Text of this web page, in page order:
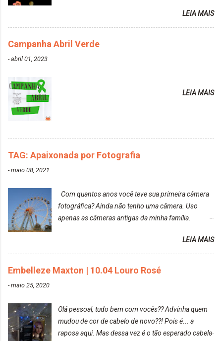
LIBERDADE PARA SER MAIS VOCÊ 10.04 LOURO
LEIA MAIS
Campanha Abril Verde
-abril 01, 2023
LEIA MAIS
TAG: Apaixonada por Fotografia
-maio 08, 2021
Com quantos anos você teve sua primeira câmera
fotográfica? Ainda não tenho uma câmera. Uso
apenas as câmeras antigas da minha família.
diria que gosto mais de fotografar, mas comecei a
gostar bastante de ser a minha modelo. Você tem
uma boa câmera para fotografar? Ainda não tenho
uma super câmera profissional. Por enquanto, a
suas fotos? Sim. Posto aqui e pelas minhas páginas.
Tumblr, We heart it, ou instagram? Instagram. Eu
particularmente não gosto de Tumblr e nem do We
LEIA MAIS
Embelleze Maxton | 10.04 Louro Rosé
-maio 25, 2020
Olá pessoal, tudo bem com vocês?? Advinha quem
mudou de cor de cabelo de novo??! Pois é... a
raposa aqui. Mas dessa vez é o tão esperado cabelo